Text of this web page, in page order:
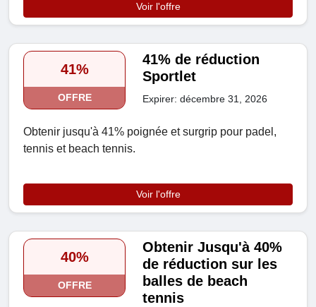
Voir l'offre
41%
OFFRE
41% de réduction
Sportlet
Expirer: décembre 31, 2026
Obtenir jusqu'à 41% poignée et surgrip pour padel,
tennis et beach tennis.
Voir l'offre
40%
OFFRE
Obtenir Jusqu'à 40%
de réduction sur les
balles de beach
tennis